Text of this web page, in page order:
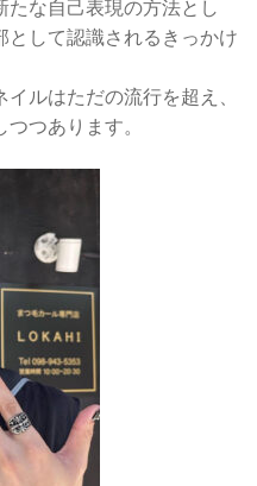
な自己表現の方法とし
として認識されるきっかけ
ルはただの流行を超え、
つあります。